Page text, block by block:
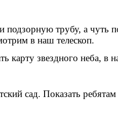
подзорную трубу, а чуть
в наш телескоп.
карту звездного неба, в
сад. Показать